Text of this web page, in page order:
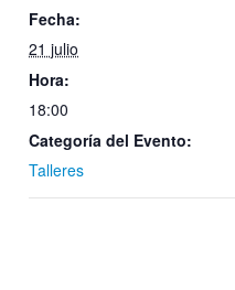
Fecha:
21 julio
Hora:
18:00
Categoría del Evento:
Talleres